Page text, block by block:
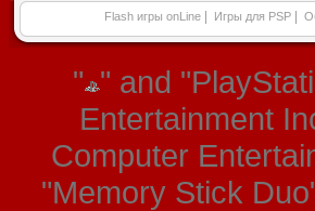
Flash игры onLine Игры для PSP
" " and
Entertainment
Computer
"Memory Stick